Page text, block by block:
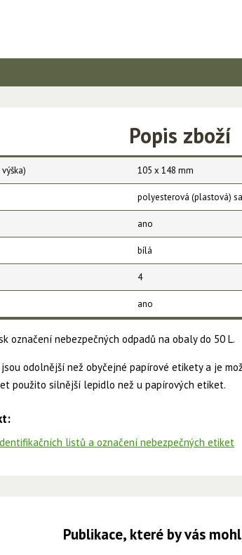
Popis zboží
105 x 148 mm
polyesterová (plastová)
ano
bílá
4
ano
označení nebezpečných odpadů na obaly do 50 L.
odolnější než obyčejné papírové etikety a je
použito silnější lepidlo než u papírových etiket.
listů a označení nebezpečných etiket
Publikace, které by vás